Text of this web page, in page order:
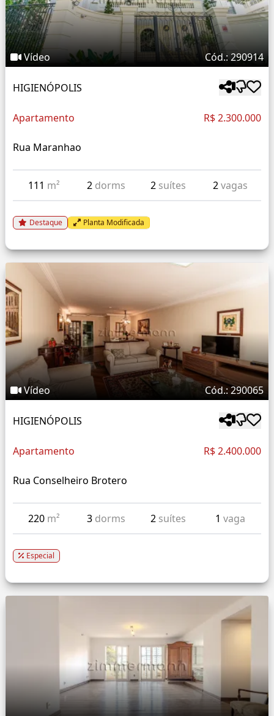
Vídeo Cód.: 290914
HIGIENÓPOLIS
Apartamento R$ 2.300.000
Rua Maranhao
111 m² 2 dorms 2 suítes 2vagas
Destaque Planta Modificada
Vídeo Cód.: 290065
HIGIENÓPOLIS
Apartamento R$ 2.400.000
Rua Conselheiro Brotero
220 m² 3 dorms 2 suítes 1 vaga
Especial